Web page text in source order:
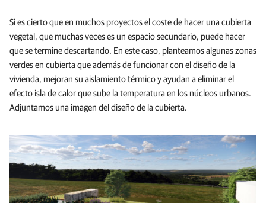
Si es cierto que en muchos proyectos el coste de hacer una cubierta
vegetal, que muchas veces es un espacio secundario, puede hacer
que se termine descartando. En este caso, planteamos algunas zonas
verdes en cubierta que además de funcionar con el diseño de la
vivienda, mejoran su aislamiento térmico y ayudan a eliminar el
efecto isla de calor que sube la temperatura en los núcleos urbanos.
Adjuntamos una imagen del diseño de la cubierta.